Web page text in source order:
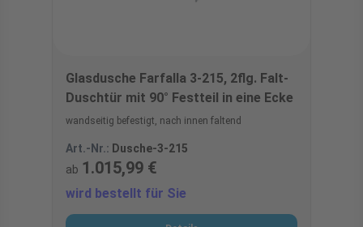
Glasdusche Farfalla 3-215, 2flg. Falt-
Duschtür mit 90° Festteil in eine Ecke
wandseitig befestigt, nach innen faltend
Art.-Nr.: Dusche-3-215
ab 1.015,99 €
wird bestellt für Sie